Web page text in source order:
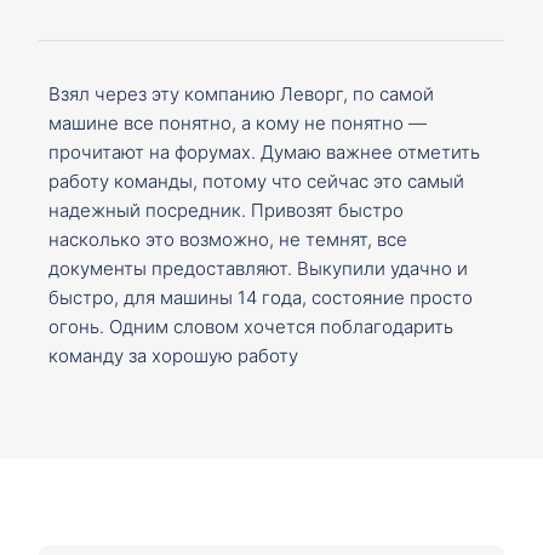
Взял через эту компанию Леворг, по самой
машине все понятно, а кому не понятно —
прочитают на форумах. Думаю важнее отметить
работу команды, потому что сейчас это самый
надежный посредник. Привозят быстро
насколько это возможно, не темнят, все
документы предоставляют. Выкупили удачно и
быстро, для машины 14 года, состояние просто
огонь. Одним словом хочется поблагодарить
команду за хорошую работу